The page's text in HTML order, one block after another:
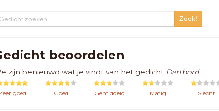
beoordelen
zijn benieuwd wat je vindt van het gedicht Dartbord
Zeer goed Goed Gemiddeld Matig Slecht